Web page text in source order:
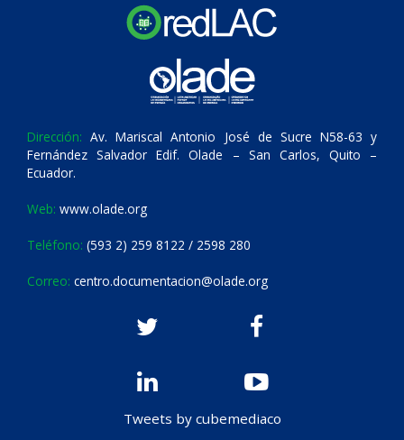
Dirección: Av. Mariscal Antonio José de Sucre N58-63 y
Fernández Salvador Edif. Olade – San Carlos, Quito –
Ecuador.
Web: www.olade.org
Teléfono: (593 2) 259 8122 / 2598 280
Correo: centro.documentacion@olade.org
Tweets by cubemediaco